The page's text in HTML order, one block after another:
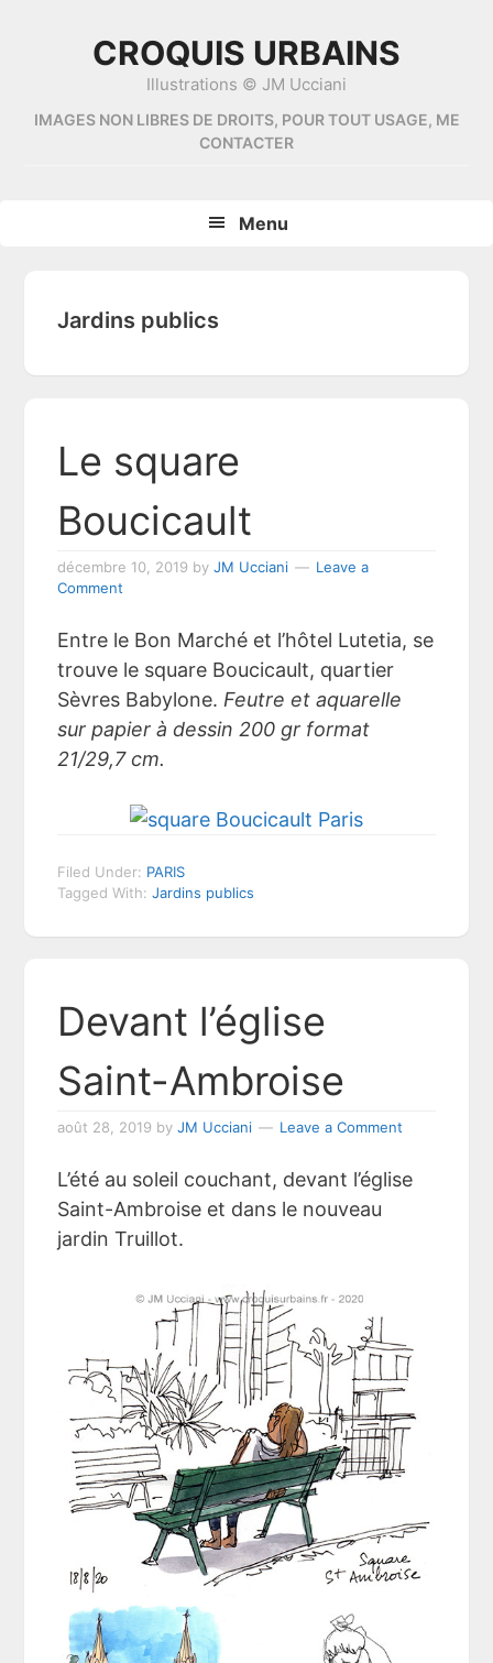
CROQUIS URBAINS
Illustrations © JM Ucciani
IMAGES NON LIBRES DE DROITS, POUR TOUT USAGE, ME
CONTACTER
Menu
Jardins publics
Le square
Boucicault
décembre 10, 2019 byJM Ucciani
Leave a
Comment
Entre le Bon Marché et l’hôtel Lutetia, se
trouve le square Boucicault, quartier
Sèvres Babylone. Feutre et aquarelle
sur papier à dessin 200 gr format
21/29,7 cm.
Filed Under: PARIS
Tagged With:Jardins publics
Devant l’église
Saint-Ambroise
août 28, 2019 byJM Ucciani Leave a Comment
L’été au soleil couchant, devant l’église
Saint-Ambroise et dans le nouveau
jardin Truillot.